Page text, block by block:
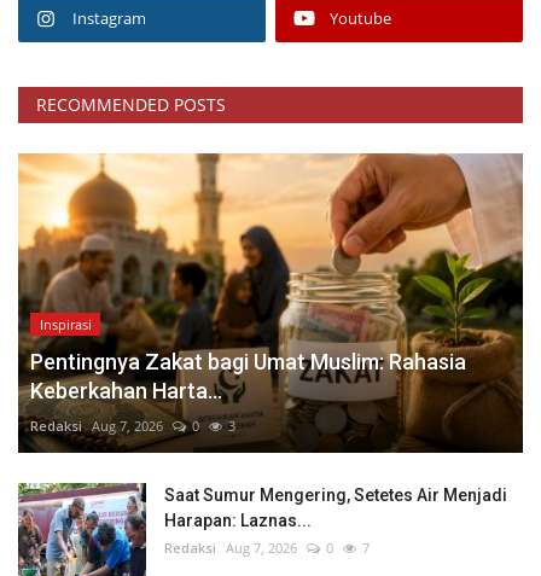
Instagram Youtube
RECOMMENDED POSTS
Inspirasi
Pentingnya Zakat bagi Umat Muslim: Rahasia
Keberkahan Harta...
Redaksi Aug 7, 2026 0 3
Saat Sumur Mengering, Setetes Air Menjadi
Harapan: Laznas...
Redaksi Aug 7, 2026 0 7